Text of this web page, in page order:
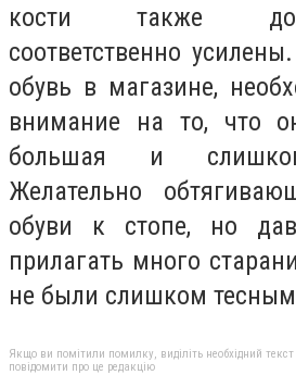
кости также
соответственно
обувь в магазине,
внимание на то, что
большая и
Желательно
обуви к стопе, но
прилагать много
не были слишком
Якщо ви помітили помилку, виділіть необхідний
повідомити про це редакцію